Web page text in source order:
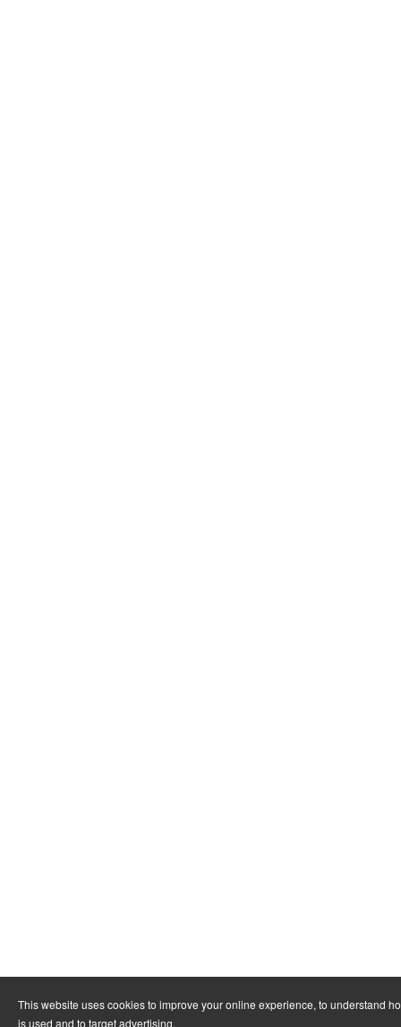
This website uses cookies to improve your online experience, to understand
is used and to target advertising.